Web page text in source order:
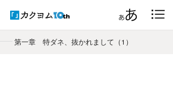
第一章 特ダネ、抜かれまして（1）